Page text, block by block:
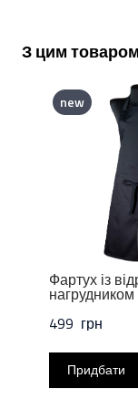
З цим
new
Фартух із
499  грн
Придбати